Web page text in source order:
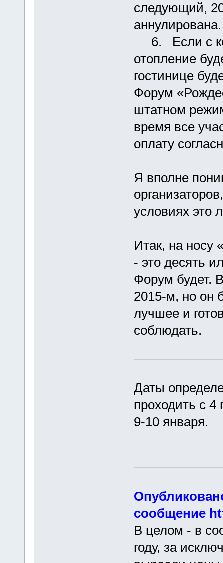
следующий,
аннулирована.
6. Если с
отопление
гостинице
Форум
штатном
время все
оплату
Я вполне
условиях это
Итак, на носу
- это десять
Форум будет.
2015-м, но он
лучшее и
соблюдать.
Даты
проходить с 4
9-10 января.
сообщение
В целом - в
году, за